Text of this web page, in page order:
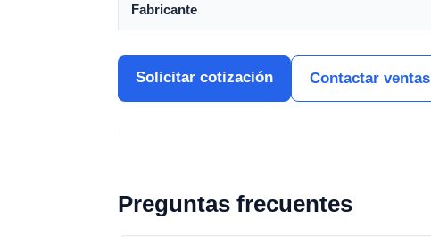
Fabricante
Solicitar cotización Contactar ventas
Preguntas frecuentes